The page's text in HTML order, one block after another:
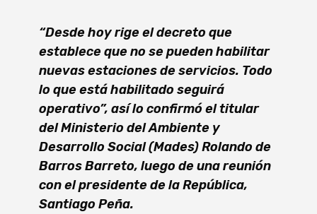
“Desde hoy rige el decreto que
establece que no se pueden habilitar
nuevas estaciones de servicios. Todo
lo que está habilitado seguirá
operativo”, así lo confirmó el titular
del Ministerio del Ambiente y
Desarrollo Social (Mades) Rolando de
Barros Barreto, luego de una reunión
con el presidente de la República,
Santiago Peña.